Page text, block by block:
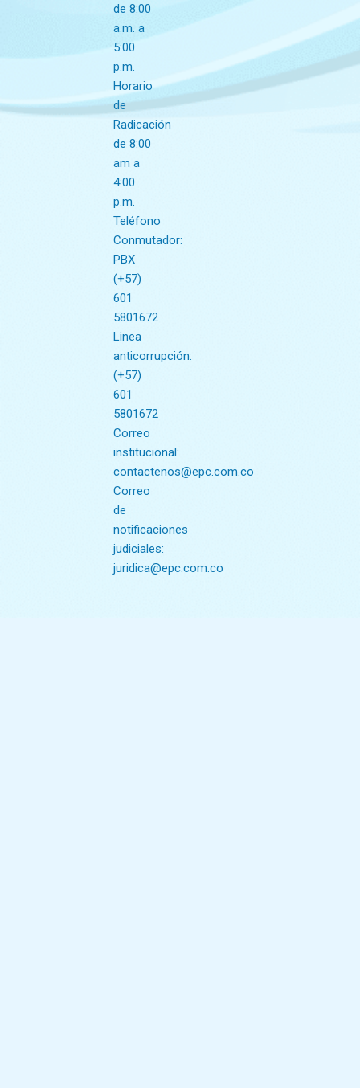
de 8:00
a.m. a
5:00
p.m.
Horario
de
Radicación
de 8:00
am a
4:00
p.m.
Teléfono
Conmutador:
PBX
(+57)
601
5801672
Linea
anticorrupción:
(+57)
601
5801672
Correo
institucional:
contactenos@epc.com.co
Correo
de
notificaciones
judiciales:
juridica@epc.com.co